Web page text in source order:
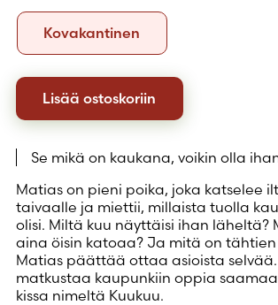
Formaatti
Kovakantinen
Lisää ostoskoriin
Se mikä on kaukana, voikin olla
Matias on pieni poika, joka katselee
taivaalle ja miettii, millaista tuolla
olisi. Miltä kuu näyttäisi ihan läheltä?
aina öisin katoaa? Ja mitä on
Matias päättää ottaa asioista
matkustaa kaupunkiin oppia
kissa nimeltä Kuukuu.